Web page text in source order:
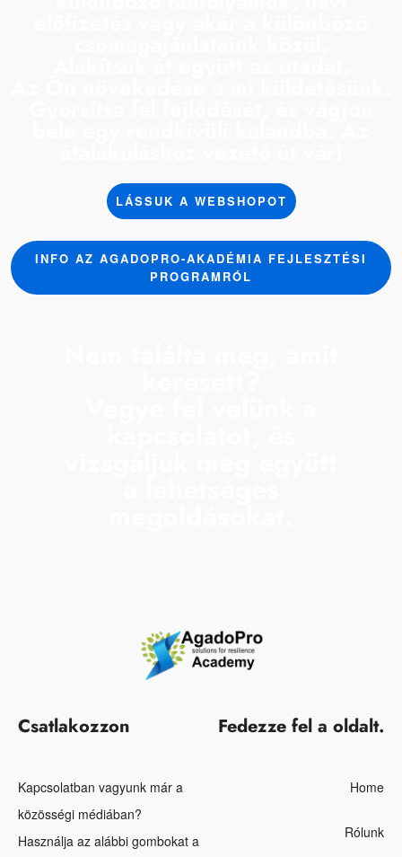
LÁSSUK A WEBSHOPOT
INFO AZ AGADOPRO-AKADÉMIA FEJLESZTÉSI
PROGRAMRÓL
Csatlakozzon
Kapcsolatban vagyunk már a
közösségi médiában?
Használja az alábbi gombokat a
Fedezze fel a oldalt.
Home
Rólunk